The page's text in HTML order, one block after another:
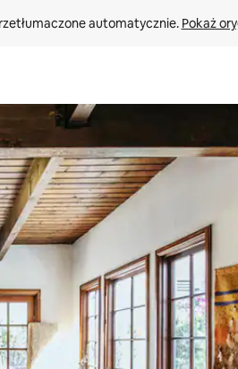
automatycznie. Pokaż
strzałek w górę i w dół lub